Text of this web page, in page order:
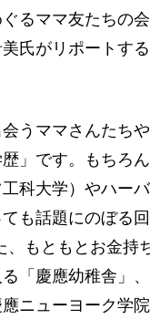
るママ友たちの
氏がリポートする
うママさんたち
」です。もちろ
科大学）やハー
も話題にのぼる
、もともとお金
「慶應幼稚舎」
ニューヨーク学